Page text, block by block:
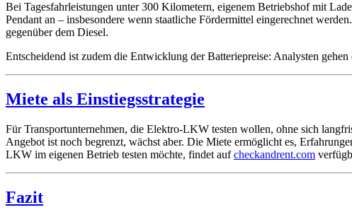
Bei Tagesfahrleistungen unter 300 Kilometern, eigenem Betriebshof mit
Pendant an – insbesondere wenn staatliche Fördermittel eingerechnet
gegenüber dem Diesel.
Entscheidend ist zudem die Entwicklung der Batteriepreise: Analysten
Miete als Einstiegsstrategie
Für Transportunternehmen, die Elektro-LKW testen wollen, ohne sich
Angebot ist noch begrenzt, wächst aber. Die Miete ermöglicht es,
LKW im eigenen Betrieb testen möchte, findet aufcheckandrent.com
Fazit